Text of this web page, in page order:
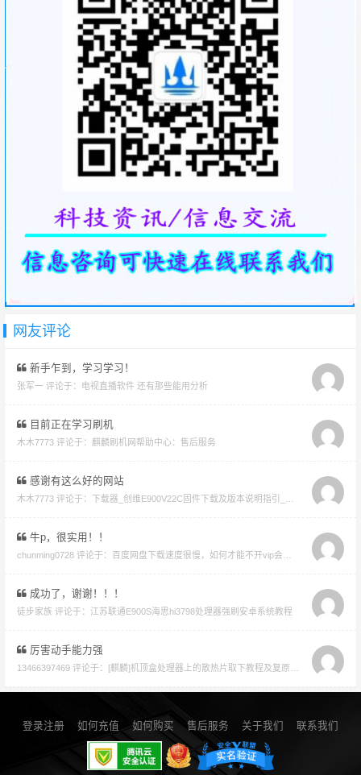
网友评论
新手乍到，学习学习！
张军一 评论于： 电视直播软件 还有那些能用分析
目前正在学习刷机
木木7773 评论于： 麒麟刷机网帮助中心：售后服务
感谢有这么好的网站
木木7773 评论于： 下载器_创维E900V22C固件下载及版本说明指引_看好在下载避免刷成砖
牛p，很实用！！
chunming0728 评论于： 百度网盘下载速度很慢，如何才能不开vip会员就能享受高速下载的教程
成功了，谢谢！！！
徒步家族 评论于： 江苏联通E900S海思hi3798处理器强刷安卓系统教程
厉害动手能力强
13466397469 评论于： [麒麟]机顶盒处理器上的散热片取下教程及复原教程
登录注册 如何充值 如何购买 售后服务 关于我们 联系我们